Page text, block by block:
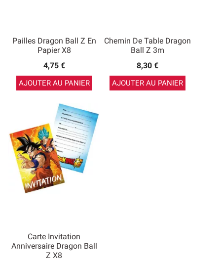
Pailles Dragon Ball Z En
Papier X8
4,75 €
AJOUTER AU PANIER
Chemin De Table Dragon
Ball Z 3m
8,30 €
AJOUTER AU PANIER
Carte Invitation
Anniversaire Dragon Ball
Z X8